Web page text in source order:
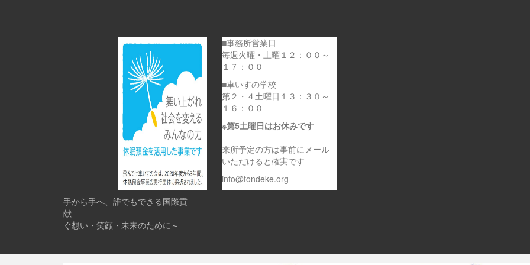
■事務所営業日
毎週火曜・土曜１２：００～
１７：００
■車いすの学校
第２・４土曜日１３：３０～
１６：００
※第5土曜日はお休みです
来所予定の方は事前にメール
いただけると確実です
info@tondeke.org
手から手へ、誰でもできる国際貢
献 ～車いす
ぐ想い・笑顔・未来のために～